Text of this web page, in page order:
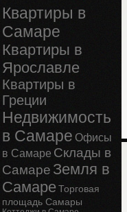
Квартиры в
Самаре
Квартиры в
Ярославле
Квартиры в
Греции
Недвижимость
в Самаре Офисы
в Самаре Склады в
Самаре Земля в
СамареТорговая
площадь Самары